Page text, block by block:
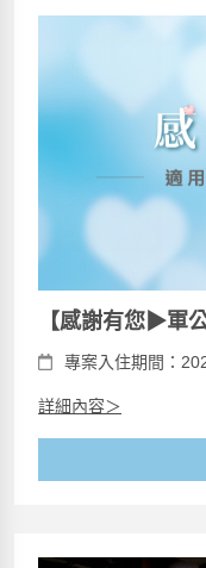
【感謝有您▶軍
專案入住期間：
詳細內容＞